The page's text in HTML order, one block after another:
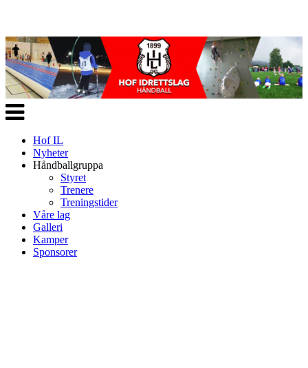
Veksle
navigasjon
Hof IL
Nyheter
Håndballgruppa
Styret
Trenere
Treningstider
Våre lag
Galleri
Kamper
Sponsorer